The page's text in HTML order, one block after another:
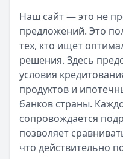
Рейтинг: 5
Организация:
Город:Москва
Дата:27 сентября 2025 г.
Менеджер Газпромбанка
Хороший кредит без
Рейтинг:4
Организация:Альфа-Банк
Город:Екатеринбург
Дата:27 сентября 2025 г.
Наш сайт — это не
предложений. Это
тех, кто ищет
решения. Здесь
условия
продуктов и
банков страны.
сопровождается
позволяет
что действительно